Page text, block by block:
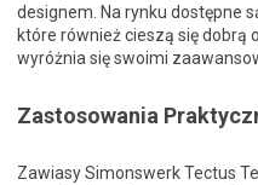
designem. Na rynku dostępne
które również cieszą się dobrą
wyróżnia się swoimi
Zastosowania
Zawiasy Simonswerk Tectus